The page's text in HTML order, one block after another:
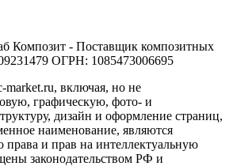
- Поставщик композитных
ОГРН: 1085473006695
market.ru, включая, но не
графическую, фото- и
дизайн и оформление страниц,
наименование, являются
права и прав на интеллектуальную
законодательством РФ и